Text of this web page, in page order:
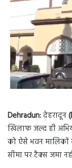
Dehradun:देहरादून
खिलाफ जल्द ही
को ऐसे भवन मालिकों
सीमा पर टैक्स जमा